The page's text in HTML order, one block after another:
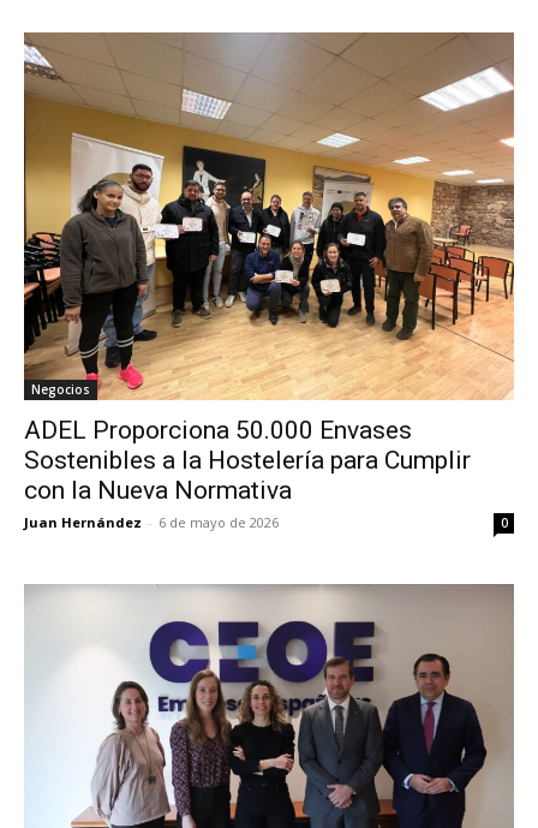
Negocios
ADEL Proporciona 50.000 Envases
Sostenibles a la Hostelería para Cumplir
con la Nueva Normativa
Juan Hernández - 6 de mayo de 2026 0